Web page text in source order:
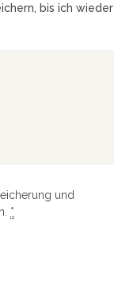
bis ich wieder
und
*